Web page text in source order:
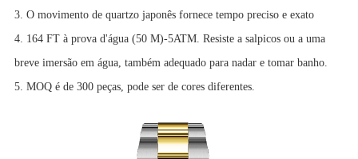
3. O movimento de quartzo japonês fornece tempo preciso e exato
4. 164 FT à prova d'água (50 M)-5ATM. Resiste a salpicos ou a uma
breve imersão em água, também adequado para nadar e tomar banho.
5. MOQ é de 300 peças, pode ser de cores diferentes.